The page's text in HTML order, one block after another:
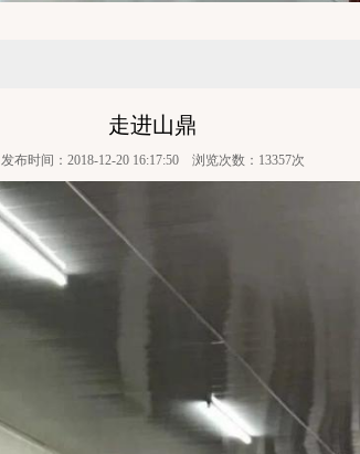
走进山鼎
发布时间：2018-12-20 16:17:50 浏览次数：13357次